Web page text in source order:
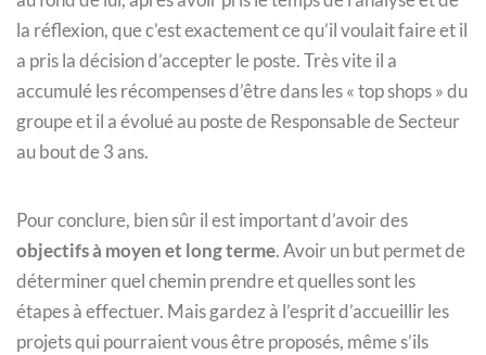
la réflexion, que c’est exactement ce qu’il voulait faire et il
a pris la décision d’accepter le poste. Très vite il a
accumulé les récompenses d’être dans les « top shops » du
groupe et il a évolué au poste de Responsable de Secteur
au bout de 3 ans.
Pour conclure, bien sûr il est important d’avoir des
objectifs à moyen et long terme. Avoir un but permet de
déterminer quel chemin prendre et quelles sont les
étapes à effectuer. Mais gardez à l’esprit d’accueillir les
projets qui pourraient vous être proposés, même s’ils